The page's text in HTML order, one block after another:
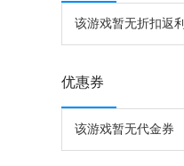
该游戏暂无折扣返利
优惠券
该游戏暂无代金券